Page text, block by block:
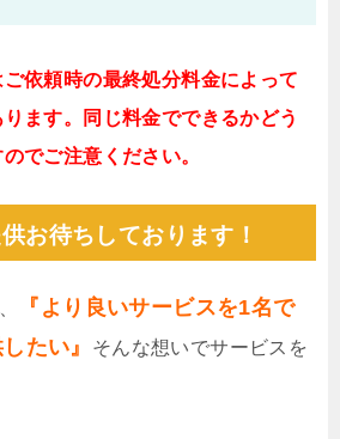
依頼時の最終処分料金によって
ます。同じ料金でできるかどう
でご注意ください。
お待ちしております！
『より良いサービスを1名で
たい』
そんな想いでサービスを